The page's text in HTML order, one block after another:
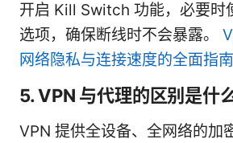
开启 Kill Switch 功能，必要时
选项，确保断线时不会暴露。
网络隐私与连接速度的全面指南
5. VPN 与代理的区别是什
VPN 提供全设备、全网络的加